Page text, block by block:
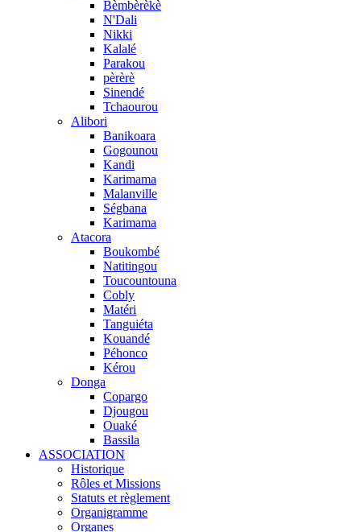
Bèmbèrèkè
N'Dali
Nikki
Kalalé
Parakou
pèrèrè
Sinendé
Tchaourou
Alibori
Banikoara
Gogounou
Kandi
Karimama
Malanville
Ségbana
Karimama
Atacora
Boukombé
Natitingou
Toucountouna
Cobly
Matéri
Tanguiéta
Kouandé
Péhonco
Kérou
Donga
Copargo
Djougou
Ouaké
Bassila
ASSOCIATION
Historique
Rôles et Missions
Statuts et règlement
Organigramme
Organes